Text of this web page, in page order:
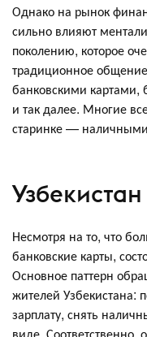
Однако на рынок
сильно влияют
поколению, которое
традиционное
банковскими картами,
и так далее. Многие
старинке —
Узбекистан
Несмотря на то, что
банковские карты,
Основное паттерн
жителей Узбекистана:
зарплату, снять
виде. Соответственно,